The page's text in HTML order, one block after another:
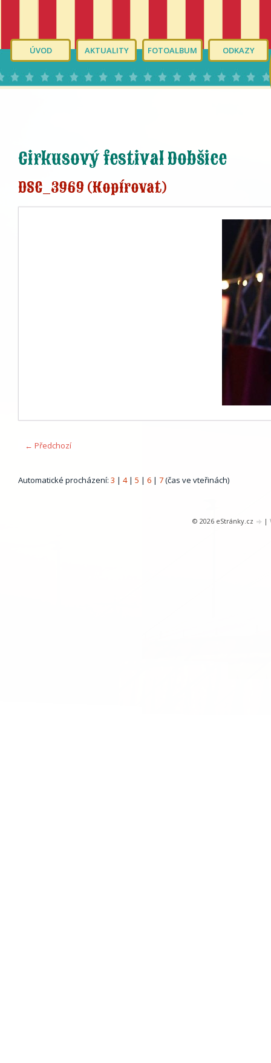
ÚVOD AKTUALITY FOTOALBUM ODKAZY
Cirkusový festival Dobšice
DSC_3969 (Kopírovat)
← Předchozí
Automatické procházení: 3 | 4| 5 | 6 | 7(čas ve vteřinách)
© 2026 eStránky.cz |